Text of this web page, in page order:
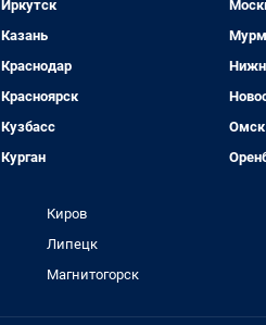
Иркутск
Казань
Краснодар
Красноярск
Кузбасс
Курган
Омск
Киров
Липецк
Магнитогорск